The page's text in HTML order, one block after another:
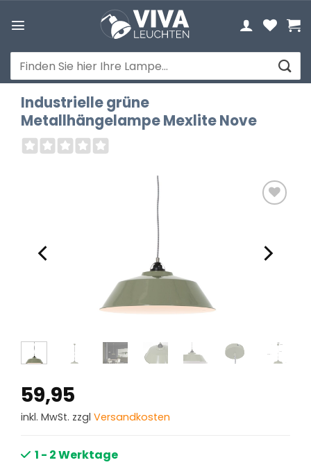
Inhalt
Suchen
nach:
Industrielle grüne
Metallhängelampe Mexlite Nove
59,95
inkl. MwSt. zzgl Versandkosten
1 - 2 Werktage